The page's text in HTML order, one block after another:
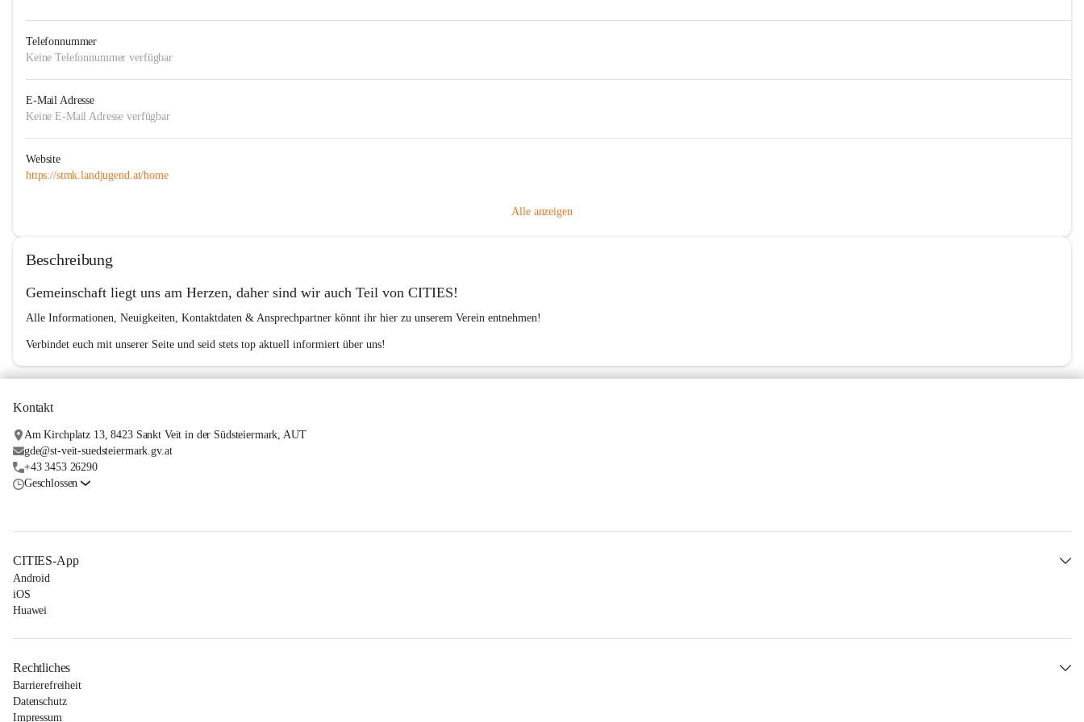
Telefonnummer
Keine Telefonnummer verfügbar
E-Mail Adresse
Keine E-Mail Adresse verfügbar
Website
https://stmk.landjugend.at/home
Alle anzeigen
Beschreibung
Gemeinschaft liegt uns am Herzen, daher sind wir auch Teil von CITIES!
Alle Informationen, Neuigkeiten, Kontaktdaten & Ansprechpartner könnt ihr hier zu unserem Verein entnehmen!
Verbindet euch mit unserer Seite und seid stets top aktuell informiert über uns!
Kontakt
Am Kirchplatz 13, 8423 Sankt Veit in der Südsteiermark, AUT
gde@st-veit-suedsteiermark.gv.at
+43 3453 26290
Geschlossen
CITIES-App
Android
iOS
Huawei
Rechtliches
Barrierefreiheit
Datenschutz
Impressum